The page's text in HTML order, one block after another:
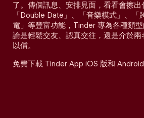
了。傳個訊息、安排見面，看看會擦
「Double Date」、「音樂模式」、「
電」等豐富功能，Tinder 專為各種類
論是輕鬆交友、認真交往，還是介於
以償。
免費下載 Tinder App iOS 版和 Android